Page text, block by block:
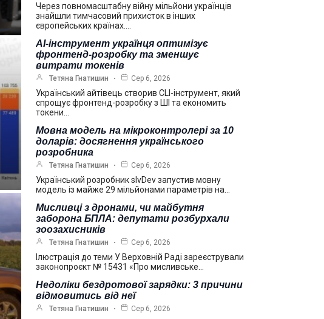
Через повномасштабну війну мільйони українців
знайшли тимчасовий прихисток в інших
європейських країнах.…
AI-інструмент українця оптимізує
фронтенд-розробку та зменшує
витрати токенів
Тетяна Гнатишин Сер 6, 2026
Український айтівець створив CLI-інструмент, який
спрощує фронтенд-розробку з ШІ та економить
токени…
Мовна модель на мікроконтролері за 10
доларів: досягнення українського
розробника
Тетяна Гнатишин Сер 6, 2026
Український розробник slvDev запустив мовну
модель із майже 29 мільйонами параметрів на…
Мисливці з дронами, чи майбутня
заборона БПЛА: депутати розбурхали
зоозахисників
Тетяна Гнатишин Сер 6, 2026
Ілюстрація до теми У Верховній Раді зареєстрували
законопроєкт № 15431 «Про мисливське…
Недоліки бездротової зарядки: 3 причини
відмовитись від неї
Тетяна Гнатишин Сер 6, 2026